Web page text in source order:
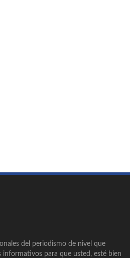
del periodismo de nivel que
informativos para que usted, esté bien